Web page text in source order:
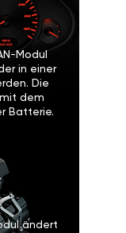
Modul
in einer
Die
dem
Batterie.
ändert